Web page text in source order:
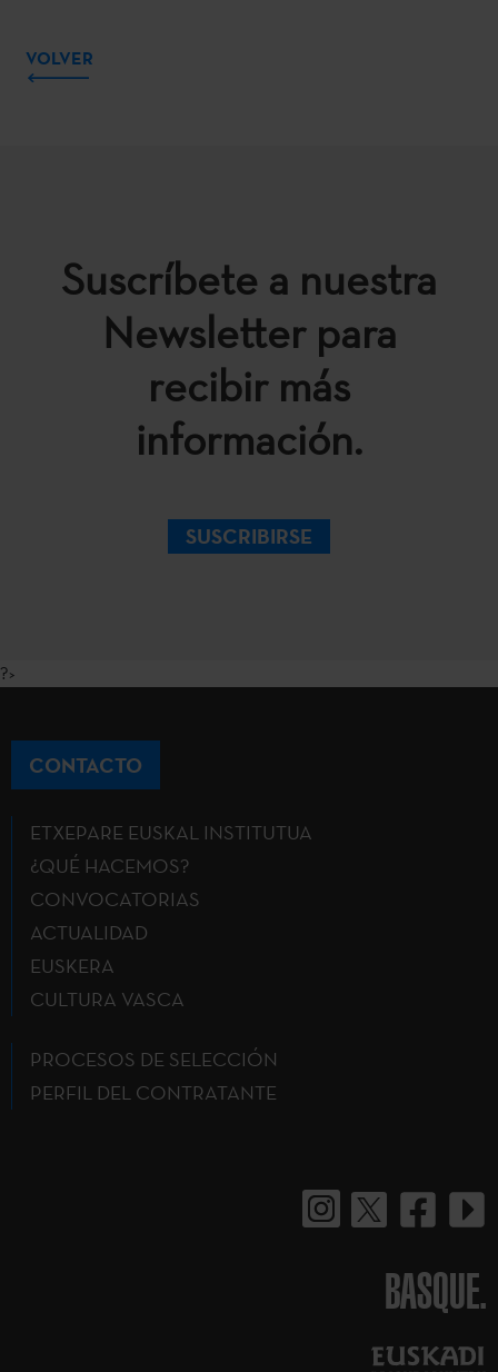
VOLVER
Suscríbete a nuestra
Newsletter para
recibir más
información.
SUSCRIBIRSE
?>
CONTACTO
ETXEPARE EUSKAL INSTITUTUA
¿QUÉ HACEMOS?
CONVOCATORIAS
ACTUALIDAD
EUSKERA
CULTURA VASCA
PROCESOS DE SELECCIÓN
PERFIL DEL CONTRATANTE
BASQUE.